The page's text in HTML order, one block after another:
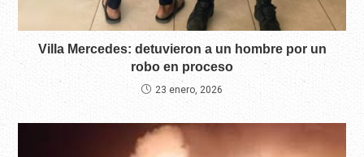
Villa Mercedes: detuvieron a un hombre por un
robo en proceso
23 enero, 2026